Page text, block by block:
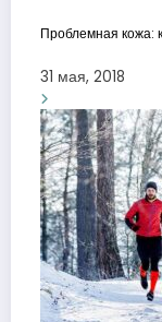
Проблемная кожа:
31 мая, 2018